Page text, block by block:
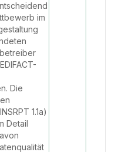
im
Die
1.1a)
Detail